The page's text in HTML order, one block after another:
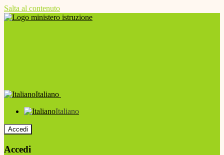
Salta al contenuto
Italiano
Italiano
Accedi
Accedi